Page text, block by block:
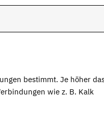
bestimmt. Je höher
wie z. B. Kalk